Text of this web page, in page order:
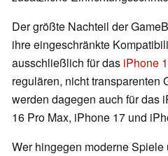
Der größte Nachteil der
ihre eingeschränkte
ausschließlich für das iPhone
regulären, nicht transparenten
werden dagegen auch für das
16 Pro Max, iPhone 17 und
Wer hingegen moderne